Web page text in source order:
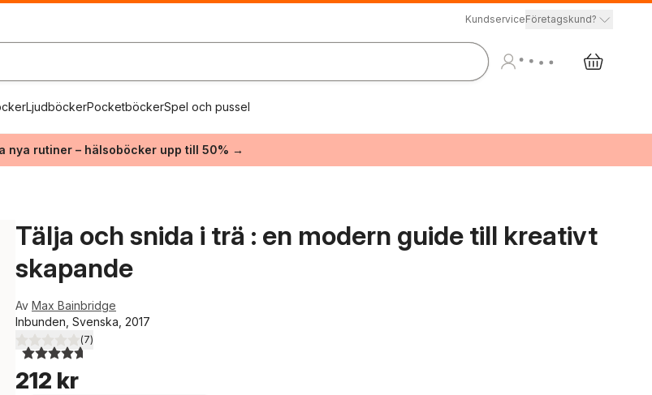
KundserviceFöretagskund?
LjudböckerPocketböckerSpel och pussel
nya rutiner – hälsoböcker upp till 50% →
Tälja och snida i trä : en modern guide till kreativt
skapande
Av Max Bainbridge
Inbunden, Svenska, 2017
4,7utav 5 stjärnor. Totalt antal röster:
(7)
212 kr